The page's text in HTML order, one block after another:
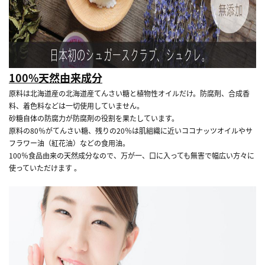
100%天然由来成分
原料は北海道産の北海道産てんさい糖と植物性オイルだけ。防腐剤、合成香
料、着色料などは一切使用していません。
砂糖自体の防腐力が防腐剤の役割を果たしています。
原料の80％がてんさい糖、残りの20％は肌組織に近いココナッツオイルやサ
フラワー油（紅花油）などの食用油。
100％食品由来の天然成分なので、万が一、口に入っても無害で幅広い方々に
使っていただけます 。